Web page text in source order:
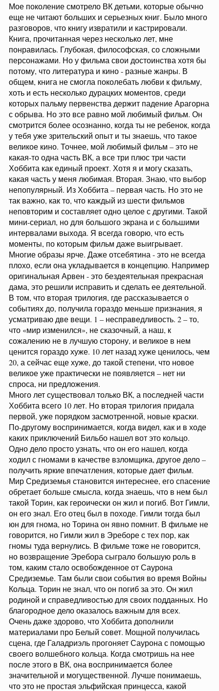
Мое поколение смотрело ВК детьми, которые обычно
еще не читают больших и серьезных книг. Было много
разговоров, что книгу извратили и кастрировали.
Книга, прочитанная через несколько лет, мне
понравилась. Глубокая, философская, со сложными
персонажами. Но у фильма свои достоинства хотя бы
потому, что литература и кино - разные жанры. В
общем, книга не смогла поколебать любви к фильму,
хоть и есть несколько дурацких моментов, среди
которых пальму первенства держит падение Арагорна
с обрыва. Но это все равно мой любимый фильм. Он
смотрится более осознанно, когда ты не ребенок, когда
у тебя уже зрительский опыт и ты знаешь, что такое
великое кино. Точнее, мой любимый фильм – это не
какая-то одна часть ВК, а все три плюс три части
Хоббита как единый проект. Хотя я и могу сказать,
какая часть у меня любимая. Вторая. Знаю, что выбор
непопулярный. Из Хоббита – первая часть. Но это не
так важно, как то, что каждый из шести фильмов
неповторим и составляет одно целое с другими. Такой
мини-сериал, но для большого экрана и с большими
интервалами выхода. Я всегда говорю, что есть
моменты, по которым фильм даже выигрывает.
Многие образы ярче. Даже отсебятина - это не всегда
плохо, если она укладывается в концепцию. Например
оригинальная Арвен - это бездеятельная прекрасная
дама, это решили исправить и сделать ее деятельной.
В том, что вторая трилогия, где рассказывается о
событиях до, получила гораздо меньше признания, я
усматриваю две вещи. 1 – несправедливость. 2 – то,
что «мир изменился», не сказочный, а наш, к
сожалению не в лучшую сторону, и великое в нем
ценится гораздо хуже. 10 лет назад хуже ценилось, чем
20, а сейчас еще хуже, до такой степени, что новое
великое уже практически не появляется – нет ни
спроса, ни предложения.
Много лет существовал только ВК, а последней части
Хоббита всего 10 лет. Но вторая трилогия придала
первой, уже порядком засмотренной, новые краски.
По-другому воспринимается, когда видел, как и в ходе
каких приключений Бильбо нашел вот это кольцо.
Одно дело просто узнать, что он его нашел, когда
ходил с гномами в качестве взломщика, другое дело –
получить яркие впечатления, которые дает фильм.
Мир Средиземья становится интереснее, его спасение
обретает больше смысла, когда знаешь, что в нем был
такой Торин, как героически он жил и погиб. Вот Гимли,
он его знал. Его отец был в походе. Гимли тогда был
юн для гнома, но Торина он явно помнит. В фильме не
говорится, но Гимли жил в Эреборе с тех пор, как
гномы туда вернулись. В фильме тоже не говорится,
но возвращение Эребора сыграло большую роль в
том, каким стало освобожденное от Саурона
Средиземье. Там были свои события во время Войны
Кольца. Торин не знал, что он погиб за это. Он жил
родиной и справедливостью для своих подданных. Но
благородное дело оказалось важным для всех.
Очень даже здорово, что Хоббита дополнили
материалами про Белый совет. Мощной получилась
сцена, где Галадриэль прогоняет Саурона с помощью
своего волшебного кольца. Когда смотришь на нее
после этого в ВК, она воспринимается более
значительной и могущественной. Лучше понимаешь,
что это не простая эльфийская принцесса, какой